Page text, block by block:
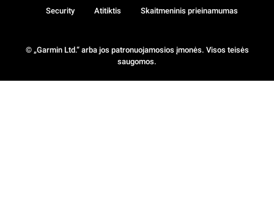
© „Garmin Ltd.“ arba jos patronuojamosios įmonės. Visos teisės
saugomos.
Security Atitiktis Skaitmeninis prieinamumas